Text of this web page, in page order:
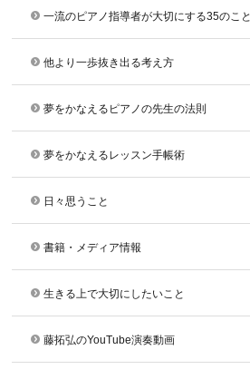
一流のピアノ指導者が大切にする35のこと
他より一歩抜き出る考え方
夢をかなえるピアノの先生の法則
夢をかなえるレッスン手帳術
日々思うこと
書籍・メディア情報
生きる上で大切にしたいこと
藤拓弘のYouTube演奏動画